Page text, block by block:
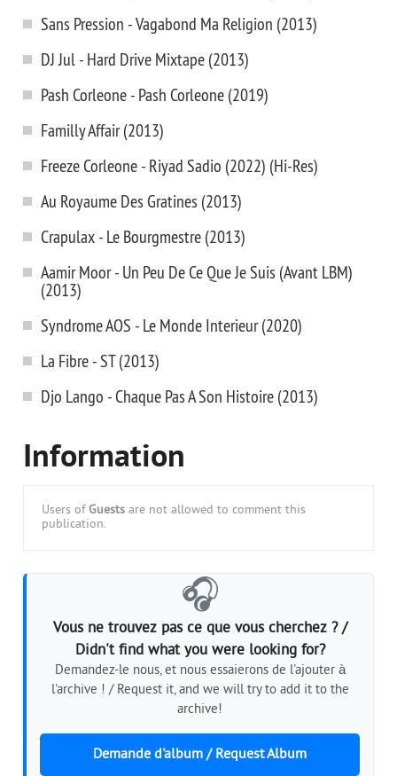
Sans Pression - Vagabond Ma Religion (2013)
DJ Jul - Hard Drive Mixtape (2013)
Pash Corleone - Pash Corleone (2019)
Familly Affair (2013)
Freeze Corleone - Riyad Sadio (2022) (Hi-Res)
Au Royaume Des Gratines (2013)
Crapulax - Le Bourgmestre (2013)
Aamir Moor - Un Peu De Ce Que Je Suis (Avant LBM)
(2013)
Syndrome AOS - Le Monde Interieur (2020)
La Fibre - ST (2013)
Djo Lango - Chaque Pas A Son Histoire (2013)
Information
Users of Guests are not allowed to comment this
publication.
🎧
Vous ne trouvez pas ce que vous cherchez ? /
Didn't find what you were looking for?
Demandez-le nous, et nous essaierons de l'ajouter à
l'archive ! / Request it, and we will try to add it to the
archive!
Demande d'album / Request Album